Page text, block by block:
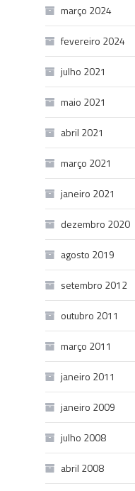
março 2024
fevereiro 2024
julho 2021
maio 2021
abril 2021
março 2021
janeiro 2021
dezembro 2020
agosto 2019
setembro 2012
outubro 2011
março 2011
janeiro 2011
janeiro 2009
julho 2008
abril 2008